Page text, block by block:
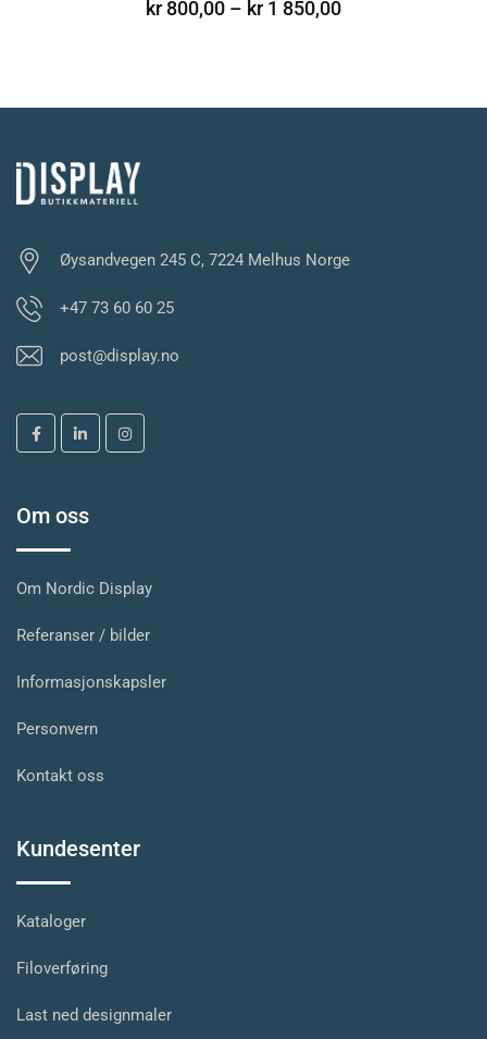
kr800,00 – kr1 850,00
Øysandvegen 245 C, 7224 Melhus Norge
+47 73 60 60 25
post@display.no
Om oss
Om Nordic Display
Referanser / bilder
Informasjonskapsler
Personvern
Kontakt oss
Kundesenter
Kataloger
Filoverføring
Last ned designmaler